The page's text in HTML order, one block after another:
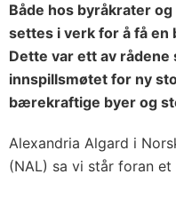
Både hos byråkrater
settes i verk for å få en
Dette var ett av rådene
innspillsmøtet for ny
bærekraftige byer og
Alexandria Algard i
(NAL) sa vi står foran